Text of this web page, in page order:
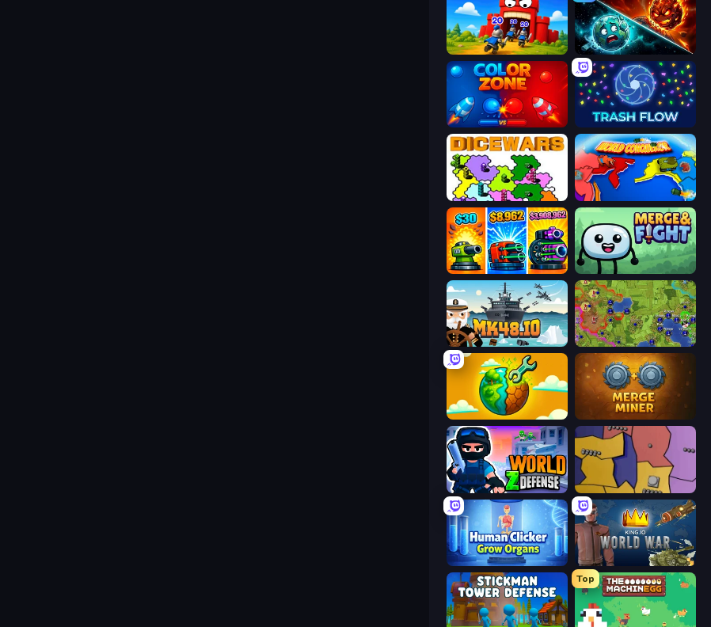
TimeWarriors PlanetCrush 2
Color Zone Trash Flow
Dice Wars World Conqueror
Pumpkin Defense: Merge Cannon Merge & Fight
Mk48.io Hex Empire
Land Explorers: Merge & Build Merge Miner
World Z Defense - Zombie Defense Compact Conflict
Human Clicker: Grow Organs King.io World War
Top